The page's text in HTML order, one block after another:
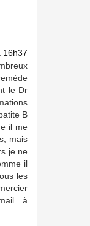
16h37
le Dr
B
il me
mais
je ne
il
les
à